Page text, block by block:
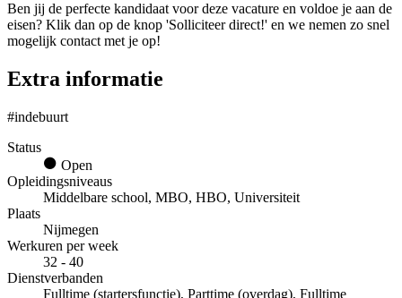
Ben jij de perfecte kandidaat voor deze vacature en voldoe je aan de
eisen? Klik dan op de knop 'Solliciteer direct!' en we nemen zo snel
mogelijk contact met je op!
Extra informatie
#indebuurt
Status
Open
Opleidingsniveaus
Middelbare school, MBO, HBO, Universiteit
Plaats
Nijmegen
Werkuren per week
32 - 40
Dienstverbanden
Fulltime (startersfunctie), Parttime (overdag), Fulltime